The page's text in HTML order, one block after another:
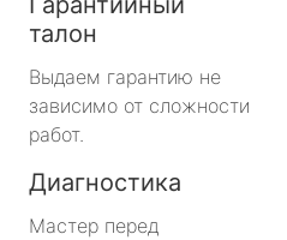
талон
Выдаем гарантию не
зависимо от сложности
работ.
Диагностика
Мастер перед